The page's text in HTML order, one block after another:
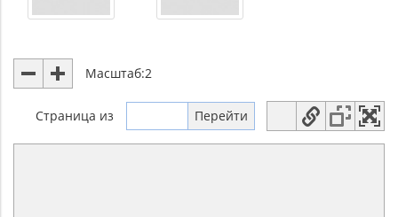
Масштаб:2
Страница из